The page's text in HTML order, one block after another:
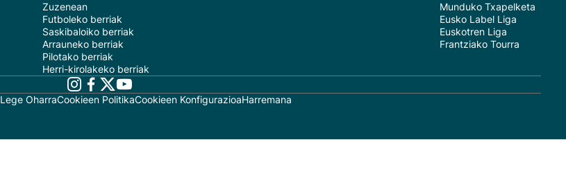
Zuzenean
Futboleko berriak
Saskibaloiko berriak
Arrauneko berriak
Pilotako berriak
Herri-kirolakeko berriak
Munduko Txapelketa
Eusko Label Liga
Euskotren Liga
Frantziako Tourra
Lege OharraCookieen PolitikaCookieen KonfigurazioaHarremana